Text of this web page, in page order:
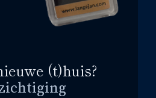
(t)huis?